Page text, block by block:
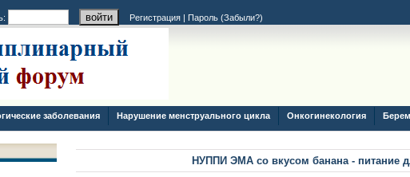
Регистрация | Пароль (Забыли?)
заболевания Нарушение менструального цикла Онкогинекология
НУППИ ЭМА со вкусом банана - питание